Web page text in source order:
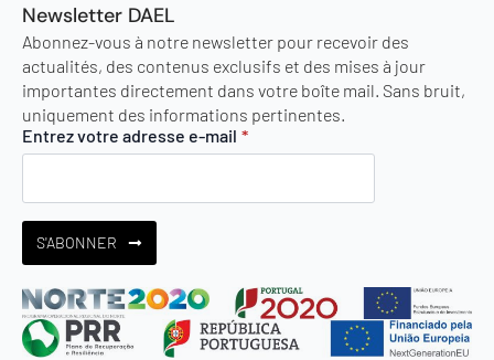
Newsletter DAEL
Abonnez-vous à notre newsletter pour recevoir des
actualités, des contenus exclusifs et des mises à jour
importantes directement dans votre boîte mail. Sans bruit,
uniquement des informations pertinentes.
Entrez votre adresse e-mail *
S'ABONNER